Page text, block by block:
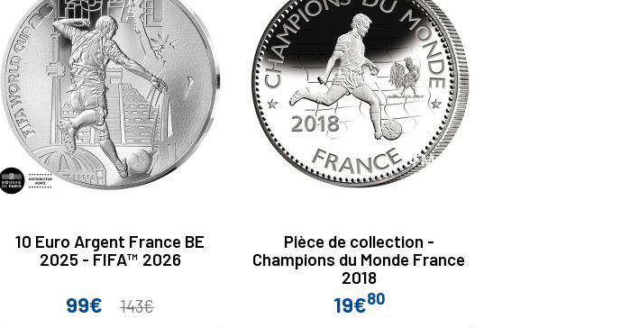
10 Euro Argent France BE
2025 - FIFA™ 2026
Prix
99€
Prix
143€
Pièce de collection -
Champions du Monde France
2018
Prix
19€80